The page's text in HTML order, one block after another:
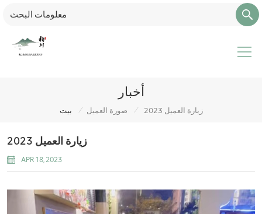
أخبار
بيت / صورة العميل / 2023 زيارة العميل
2023 زيارة العميل
APR 18, 2023